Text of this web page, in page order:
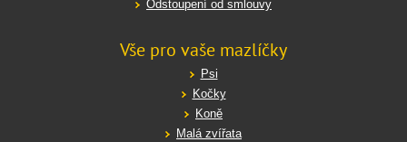
Odstoupení od smlouvy
Vše pro vaše mazlíčky
Psi
Kočky
Koně
Malá zvířata